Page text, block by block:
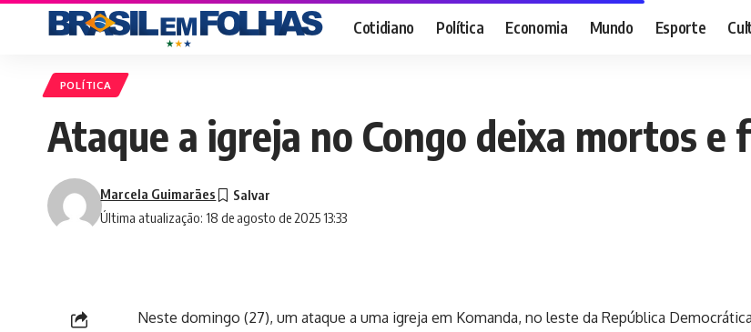
Cotidiano Política Economia Mundo Esporte
POLÍTICA
Ataque a igreja no Congo deixa mortos e
Última atualização: 18 de agosto de 2025 13:33
Marcela Guimarães
Neste domingo (27), um ataque a uma igreja em Komanda, no leste da República